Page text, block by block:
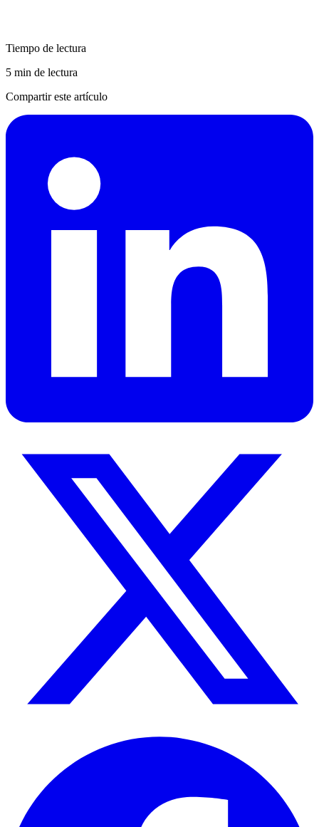
Tiempo de lectura
5 min de lectura
Compartir este artículo